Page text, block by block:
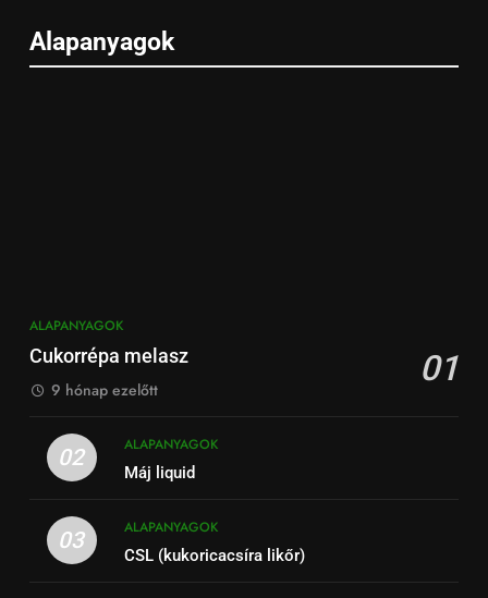
Alapanyagok
ALAPANYAGOK
Cukorrépa melasz 01
9 hónap ezelőtt
02
ALAPANYAGOK
Máj liquid
03
ALAPANYAGOK
CSL (kukoricacsíra likőr)